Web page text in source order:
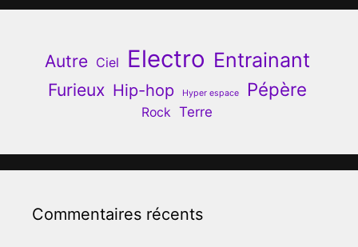
Autre Ciel Electro Entrainant
Furieux Hip-hop Hyper espace Pépère
Rock Terre
Commentaires récents